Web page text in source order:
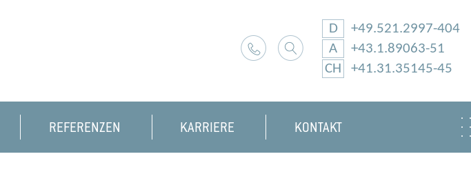
D
+49.521.2997-404
A
+43.1.89063-51
CH
+41.31.35145-45
REFERENZEN KARRIERE KONTAKT